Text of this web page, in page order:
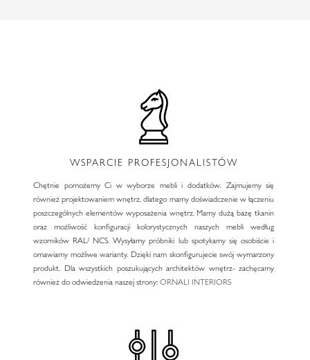
WSPARCIE PROFESJONALISTÓW
Chętnie pomożemy Ci w wyborze mebli i dodatków. Zajmujemy się
również projektowaniem wnętrz, dlatego mamy doświadczenie w łączeniu
poszczególnych elementów wyposażenia wnętrz. Mamy dużą bazę tkanin
oraz możliwość konfiguracji kolorystycznych naszych mebli według
wzorników RAL/ NCS. Wysyłamy próbniki lub spotykamy się osobiście i
omawiamy możliwe warianty. Dzięki nam skonfigurujecie swój wymarzony
produkt. Dla wszystkich poszukujących architektów wnętrz- zachęcamy
również do odwiedzenia naszej strony:ORNALI INTERIORS